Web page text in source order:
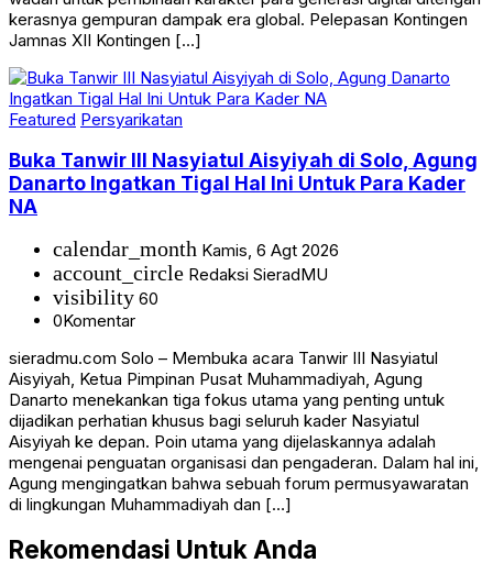
kerasnya gempuran dampak era global. Pelepasan Kontingen
Jamnas XII Kontingen […]
Featured Persyarikatan
Buka Tanwir III Nasyiatul Aisyiyah di Solo, Agung
Danarto Ingatkan Tigal Hal Ini Untuk Para Kader
NA
calendar_month Kamis, 6 Agt 2026
account_circle Redaksi SieradMU
visibility 60
0Komentar
sieradmu.com Solo – Membuka acara Tanwir III Nasyiatul
Aisyiyah, Ketua Pimpinan Pusat Muhammadiyah, Agung
Danarto menekankan tiga fokus utama yang penting untuk
dijadikan perhatian khusus bagi seluruh kader Nasyiatul
Aisyiyah ke depan. Poin utama yang dijelaskannya adalah
mengenai penguatan organisasi dan pengaderan. Dalam hal ini,
Agung mengingatkan bahwa sebuah forum permusyawaratan
di lingkungan Muhammadiyah dan […]
Rekomendasi Untuk Anda